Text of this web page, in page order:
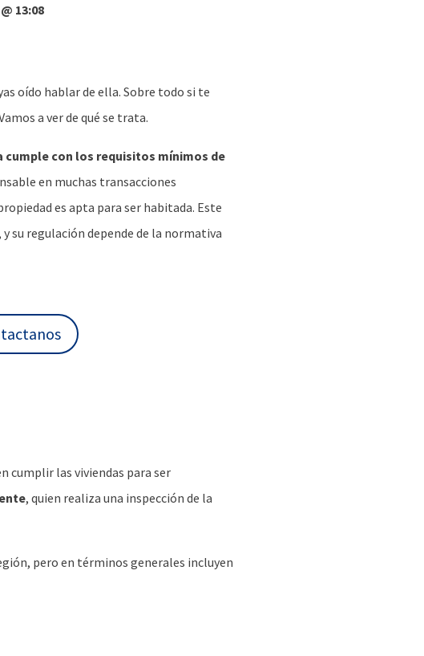
13:08
oído hablar de ella. Sobre todo si te
a ver de qué se trata.
con los requisitos mínimos de
en muchas transacciones
es apta para ser habitada. Este
su regulación depende de la normativa
cumplir las viviendas para ser
, quien realiza una inspección de la
pero en términos generales incluyen